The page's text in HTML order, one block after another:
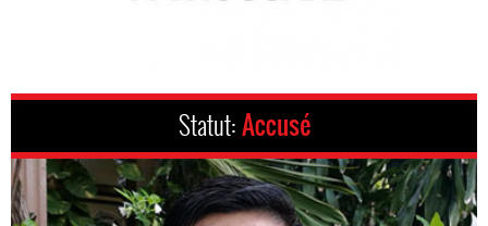
Statut:Accusé